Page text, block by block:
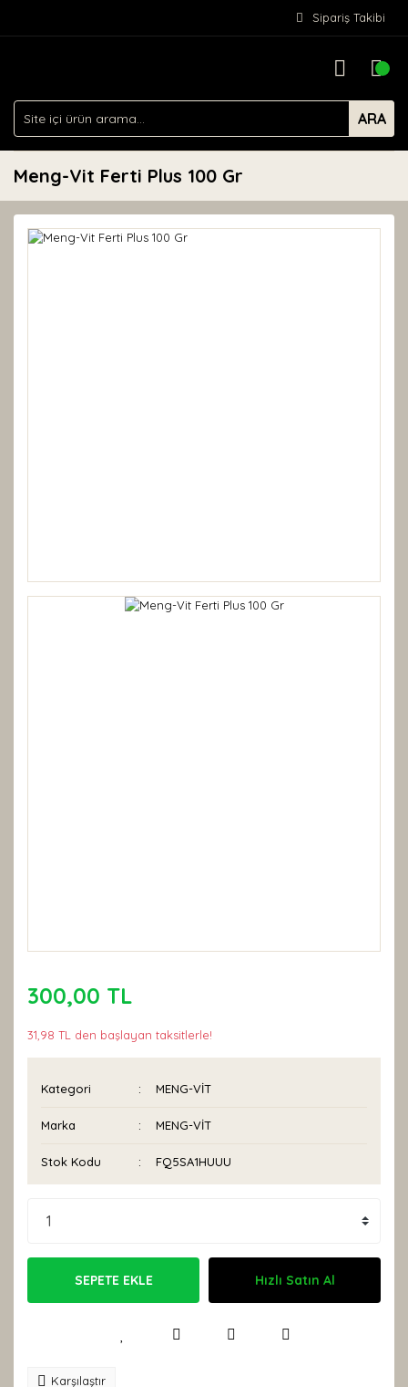
Sipariş Takibi
ARA
Meng-Vit Ferti Plus 100 Gr
300,00 TL
31,98 TL den başlayan taksitlerle!
Kategori MENG-VİT
Marka MENG-VİT
Stok Kodu FQ5SA1HUUU
SEPETE EKLE Hızlı Satın Al
Karşılaştır